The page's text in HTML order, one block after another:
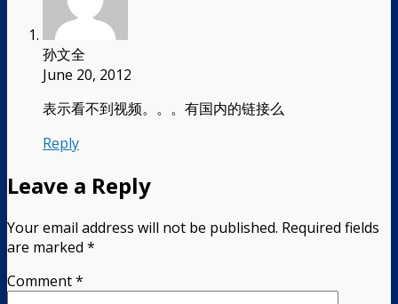
孙文全
June 20, 2012
表示看不到视频。。。有国内的链接么
Reply
Leave a Reply
Your email address will not be published. Required fields
are marked *
Comment*